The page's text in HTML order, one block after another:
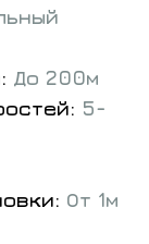
До 200м
5-
От 1м